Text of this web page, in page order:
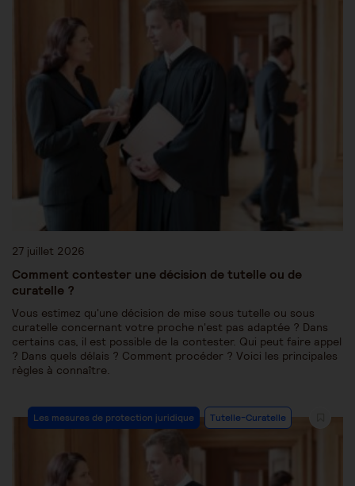
27 juillet 2026
Comment contester une décision de tutelle ou de
curatelle ?
Vous estimez qu'une décision de mise sous tutelle ou sous
curatelle concernant votre proche n'est pas adaptée ? Dans
certains cas, il est possible de la contester. Qui peut faire appel
? Dans quels délais ? Comment procéder ? Voici les principales
règles à connaître.
Les mesures de protection juridique Tutelle-Curatelle